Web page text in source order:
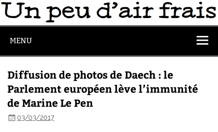
MENU
Diffusion de photos de Daech : le
Parlement européen lève l’immunité
de Marine Le Pen
03/03/2017